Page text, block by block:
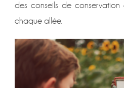
des conseils de conservation
chaque allée.